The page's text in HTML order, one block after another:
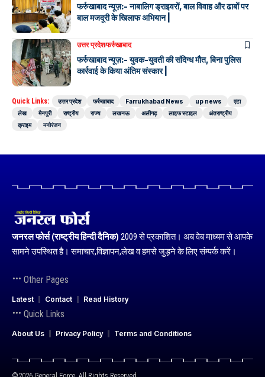
फर्रुखाबाद न्यूज़:- नाबालिग ड्राइवरों, बाल विवाह और ढाबों पर
बाल मजदूरी के खिलाफ अभियान |
उत्तर प्रदेशफर्रुखाबाद
फर्रुखाबाद न्यूज़:- युवक-युवती की संदिग्ध मौत, बिना पुलिस
कार्रवाई के किया अंतिम संस्कार |
Quick Links: उत्तर प्रदेश फर्रुखाबाद Farrukhabad News up news
एटा
लेख
मैनपुरी राष्ट्रीय राज्य लखनऊ अलीगढ़ लाइफ स्टाइल
अंतराष्ट्रीय
क्राइम
मनोरंजन
जनरल फोर्स (राष्ट्रीय हिन्दी दैनिक) 2009 से प्रकाशित। अब वेब माध्यम से आपके
सामने उपस्थित है। समाचार,विज्ञापन,लेख व हमसे जुड़ने के लिए संम्पर्क करें।
Other Pages
Latest Contact Read History
Quick Links
About Us Privacy Policy Terms and Conditions